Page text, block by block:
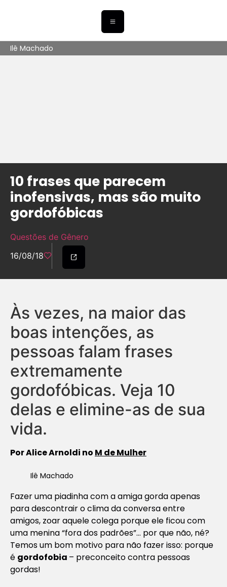
Ilê Machado
10 frases que parecem
inofensivas, mas são muito
gordofóbicas
Questões de Gênero
16/08/18
Às vezes, na maior das
boas intenções, as
pessoas falam frases
extremamente
gordofóbicas. Veja 10
delas e elimine-as de sua
vida.
Por Alice Arnoldi no M de Mulher
Ilê Machado
Fazer uma piadinha com a amiga gorda apenas
para descontrair o clima da conversa entre
amigos, zoar aquele colega porque ele ficou com
uma menina “fora dos padrões”… por que não, né?
Temos um bom motivo para não fazer isso: porque
é gordofobia – preconceito contra pessoas
gordas!